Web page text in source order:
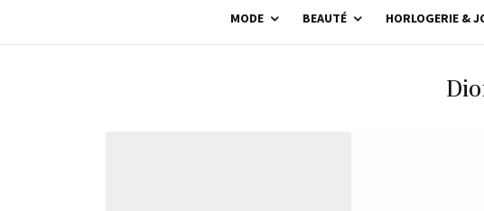
MODE BEAUTÉ HORLOGERIE &